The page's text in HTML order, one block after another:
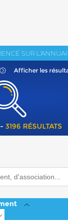
SUR
Afficher les
3196 RÉSULTATS